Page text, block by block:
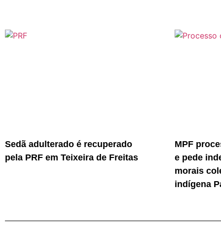
Sedã adulterado é recuperado
pela PRF em Teixeira de Freitas
MPF
e pede
morais
indígena